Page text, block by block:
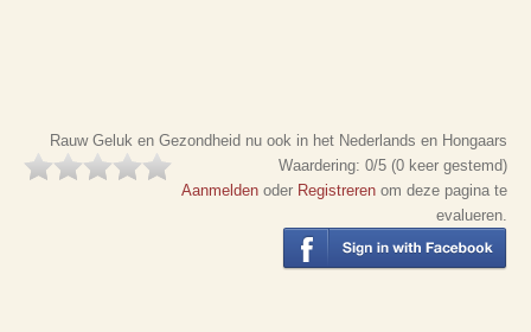
Rauw Geluk en Gezondheid nu ook in het Nederlands en Hongaars
Waardering: 0/5 (0 keer gestemd)
Aanmelden oder Registreren om deze pagina te
evalueren.